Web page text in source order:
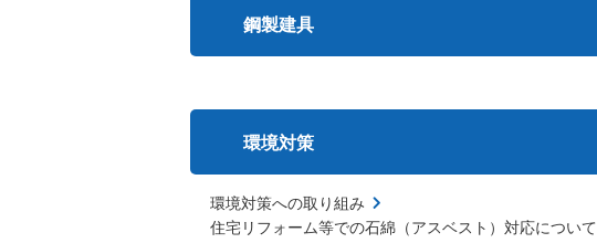
鋼製建具
環境対策
環境対策への取り組み
住宅リフォーム等での石綿（アスベスト）対応について